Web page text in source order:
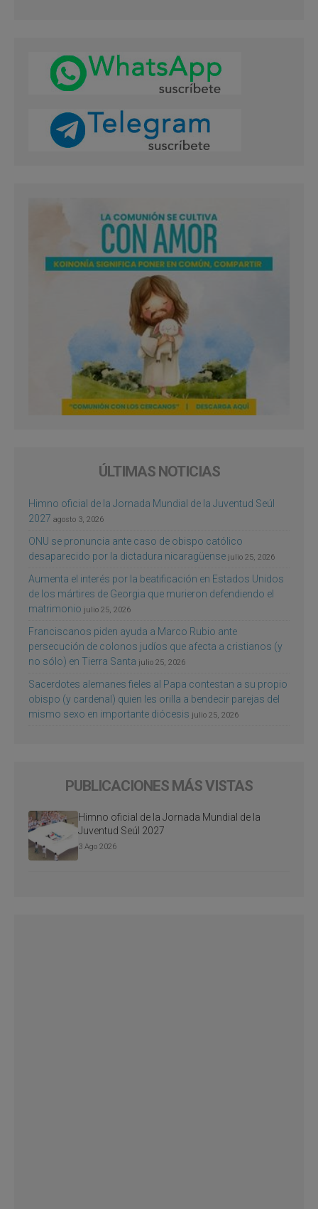
ÚLTIMAS NOTICIAS
Himno oficial de la Jornada Mundial de la Juventud Seúl
2027 agosto 3, 2026
ONU se pronuncia ante caso de obispo católico
desaparecido por la dictadura nicaragüense julio 25, 2026
Aumenta el interés por la beatificación en Estados Unidos
de los mártires de Georgia que murieron defendiendo el
matrimonio julio 25, 2026
Franciscanos piden ayuda a Marco Rubio ante
persecución de colonos judíos que afecta a cristianos (y
no sólo) en Tierra Santa julio 25, 2026
Sacerdotes alemanes fieles al Papa contestan a su propio
obispo (y cardenal) quien les orilla a bendecir parejas del
mismo sexo en importante diócesis julio 25, 2026
PUBLICACIONES MÁS VISTAS
Himno oficial de la Jornada Mundial de la
Juventud Seúl 2027
3 Ago 2026